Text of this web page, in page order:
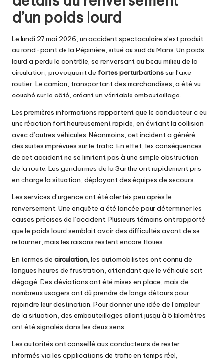
d’un poids lourd
Le lundi 27 mai 2026, un accident spectaculaire s’est produit
au rond-point de la Pépinière, situé au sud du Mans. Un poids
lourd a perdu le contrôle, se renversant au beau milieu de la
circulation, provoquant de fortes perturbationssur l’axe
routier. Le camion, transportant des marchandises, a été vu
couché sur le côté, créant un véritable embouteillage.
Les premières informations rapportent que le conducteur a eu
une réaction fort heureusement rapide, en évitant la collision
avec d’autres véhicules. Néanmoins, cet incident a généré
des suites imprévues sur le trafic. En effet, les conséquences
de cet accident ne se limitent pas à une simple obstruction
de la route. Les gendarmes de la Sarthe ont rapidement pris
en charge la situation, déployant des équipes de secours.
Les services d’urgence ont été alertés peu après le
renversement. Une enquête a été lancée pour déterminer les
causes précises de l’accident. Plusieurs témoins ont rapporté
que le poids lourd semblait avoir des difficultés avant de se
retourner, mais les raisons restent encore floues.
En termes de circulation , les automobilistes ont connu de
longues heures de frustration, attendant que le véhicule soit
dégagé. Des déviations ont été mises en place, mais de
nombreux usagers ont dû prendre de longs détours pour
rejoindre leur destination. Pour donner une idée de l’ampleur
de la situation, des embouteillages allant jusqu’à 5 kilomètres
ont été signalés dans les deux sens.
Les autorités ont conseillé aux conducteurs de rester
informés via les applications de trafic en temps réel,